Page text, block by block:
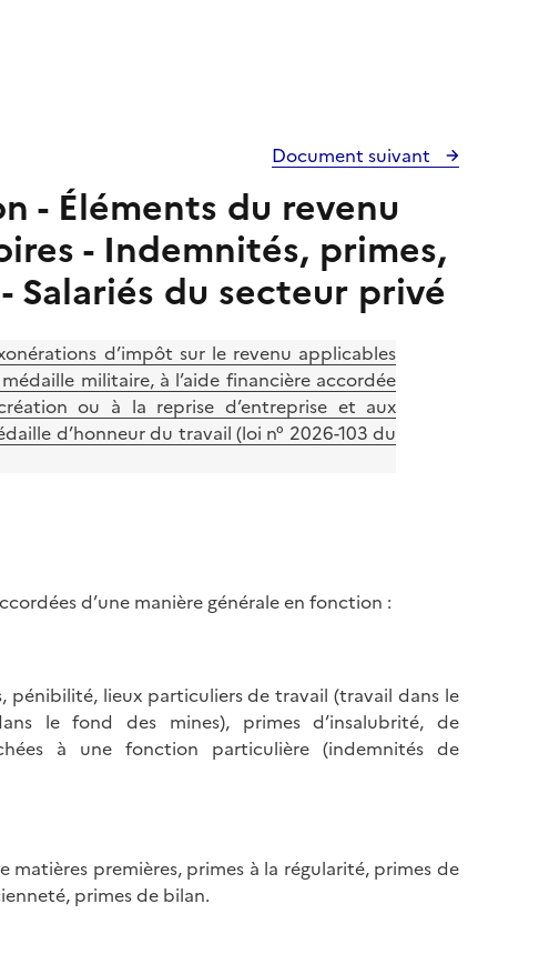
Document suivant
- Éléments du revenu
- Indemnités, primes,
du secteur privé
d’impôt sur le revenu applicables
militaire, à l’aide financière accordée
ou à la reprise d’entreprise et aux
d’honneur du travail (loi n° 2026-103 du
d’une manière générale en fonction :
pénibilité, lieux particuliers de travail (travail dans le
le fond des mines), primes d’insalubrité, de
à une fonction particulière (indemnités de
matières premières, primes à la régularité, primes de
primes de bilan.